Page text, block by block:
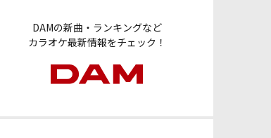
DAMの新曲・ランキングなど
カラオケ最新情報をチェック！